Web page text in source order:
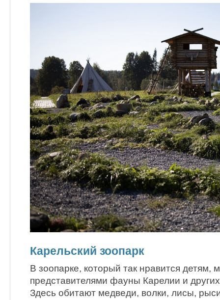
Карельский зоопарк
В зоопарке, который так нравится детям,
представителями фауны Карелии и
Здесь обитают медведи, волки, лисы,